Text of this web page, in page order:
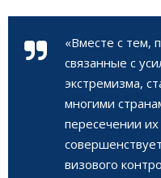
«Вместе с тем,
связанные с
экстремизма,
многими
пересечении
визового